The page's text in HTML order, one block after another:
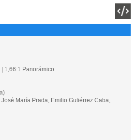
| 1,66:1 Panorámico
José María Prada, Emilio Gutiérrez Caba,